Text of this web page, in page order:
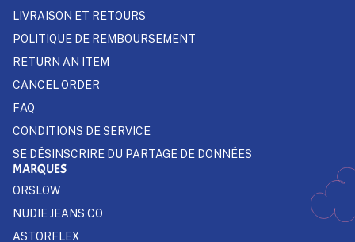
LIVRAISON ET RETOURS
POLITIQUE DE REMBOURSEMENT
RETURN AN ITEM
CANCEL ORDER
FAQ
CONDITIONS DE SERVICE
SE DÉSINSCRIRE DU PARTAGE DE DONNÉES
MARQUES
ORSLOW
NUDIE JEANS CO
ASTORFLEX